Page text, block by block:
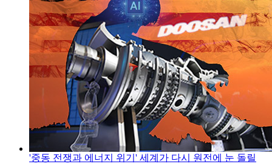
'중동 전쟁과 에너지 위기' 세계가 다시 원전에 눈 돌릴